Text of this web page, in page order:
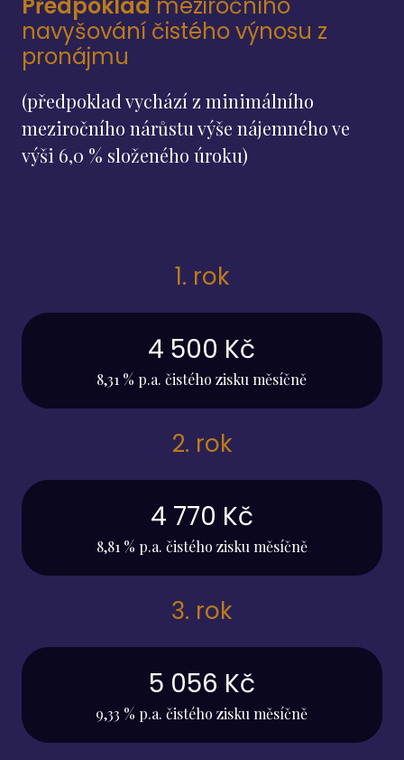
navyšování čistého výnosu z
pronájmu
(předpoklad vychází z minimálního
meziročního nárůstu výše nájemného ve
výši 6,0 % složeného úroku)
1. rok
4 500 Kč
8,31 % p.a. čistého zisku měsíčně
2. rok
4 770 Kč
8,81 % p.a. čistého zisku měsíčně
3. rok
5 056 Kč
9,33 % p.a. čistého zisku měsíčně